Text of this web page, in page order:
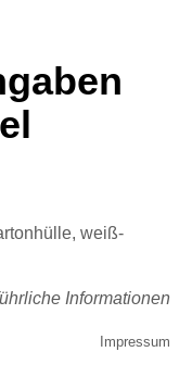
weiß-
Informationen
Impressum